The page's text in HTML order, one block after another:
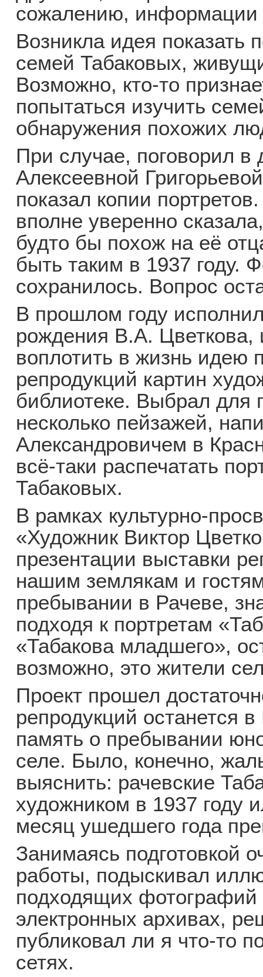
сожалению, информации
Возникла идея показать
семей Табаковых,
Возможно, кто-то
попытаться изучить
обнаружения похожих
При случае, поговорил
Алексеевной
показал копии
вполне уверенно
будто бы похож на её
быть таким в 1937 году.
сохранилось. Вопрос
В прошлом году
рождения В.А. Цветкова,
воплотить в жизнь идею
репродукций картин
библиотеке. Выбрал для
несколько пейзажей,
Александровичем в
всё-таки распечатать
Табаковых.
В рамках культурно-
«Художник Виктор
презентации выставки
нашим землякам и
пребывании в Рачеве,
подходя к портретам
«Табакова младшего»,
возможно, это жители
Проект прошел
репродукций останется
память о пребывании
селе. Было, конечно,
выяснить: рачевские
художником в 1937 году
месяц ушедшего года
Занимаясь подготовкой
работы, подыскивал
подходящих
электронных архивах,
публиковал ли я что-то
сетях.